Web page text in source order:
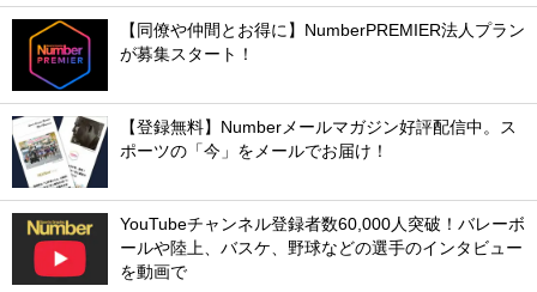
【同僚や仲間とお得に】NumberPREMIER法人プラン
が募集スタート！
【登録無料】Numberメールマガジン好評配信中。ス
ポーツの「今」をメールでお届け！
YouTubeチャンネル登録者数60,000人突破！バレーボ
ールや陸上、バスケ、野球などの選手のインタビュー
を動画で